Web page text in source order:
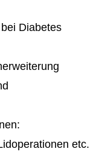
Diabetes
etc.